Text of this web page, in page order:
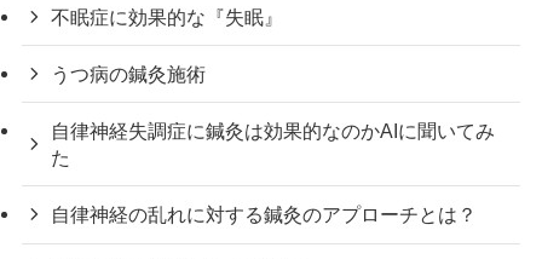
不眠症に効果的な『失眠』
うつ病の鍼灸施術
自律神経失調症に鍼灸は効果的なのかAIに聞いてみ
た
自律神経の乱れに対する鍼灸のアプローチとは？